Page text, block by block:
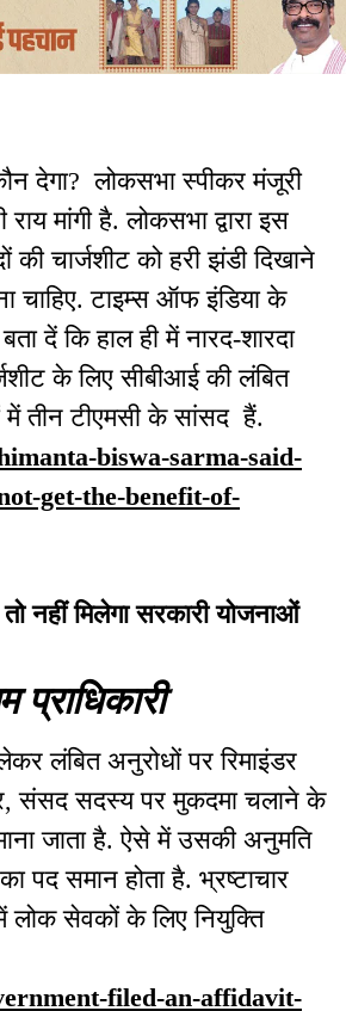
देगा? लोकसभा स्पीकर मंजूरी
मांगी है. लोकसभा द्वारा इस
की चार्जशीट को हरी झंडी दिखाने
चाहिए. टाइम्स ऑफ इंडिया के
दें कि हाल ही में नारद-शारदा
के लिए सीबीआई की लंबित
में तीन टीएमसी के सांसद हैं.
biswa-sarma-said-
get-the-benefit-of-
नहीं मिलेगा सरकारी योजनाओं
लंबित अनुरोधों पर रिमाइंडर
संसद सदस्य पर मुकदमा चलाने के
जाता है. ऐसे में उसकी अनुमति
समान होता है. भ्रष्टाचार
लोक सेवकों के लिए नियुक्ति
filed-an-affidavit-